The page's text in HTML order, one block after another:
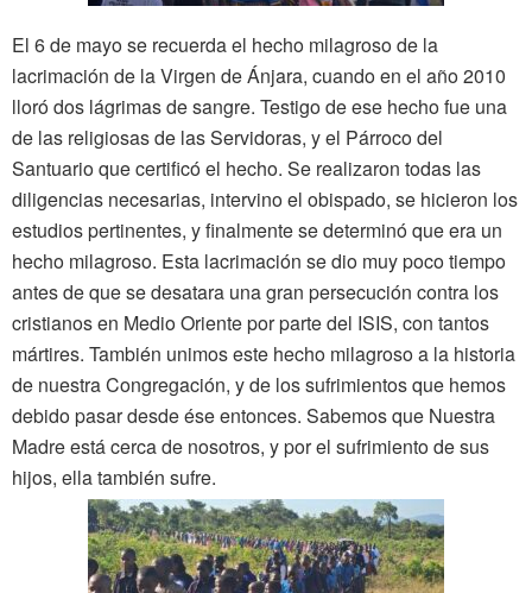
El 6 de mayo se recuerda el hecho milagroso de la
lacrimación de la Virgen de Ánjara, cuando en el año 2010
lloró dos lágrimas de sangre. Testigo de ese hecho fue una
de las religiosas de las Servidoras, y el Párroco del
Santuario que certificó el hecho. Se realizaron todas las
diligencias necesarias, intervino el obispado, se hicieron los
estudios pertinentes, y finalmente se determinó que era un
hecho milagroso. Esta lacrimación se dio muy poco tiempo
antes de que se desatara una gran persecución contra los
cristianos en Medio Oriente por parte del ISIS, con tantos
mártires. También unimos este hecho milagroso a la historia
de nuestra Congregación, y de los sufrimientos que hemos
debido pasar desde ése entonces. Sabemos que Nuestra
Madre está cerca de nosotros, y por el sufrimiento de sus
hijos, ella también sufre.